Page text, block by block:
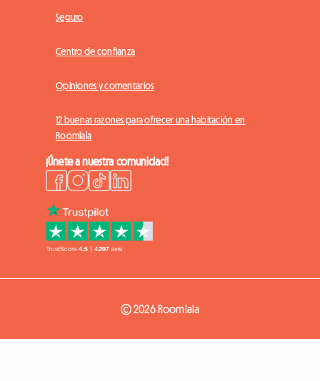
Seguro
Centro de confianza
Opiniones y comentarios
12 buenas razones para ofrecer una habitación en
Roomlala
¡Únete a nuestra comunidad!
© 2026 Roomlala